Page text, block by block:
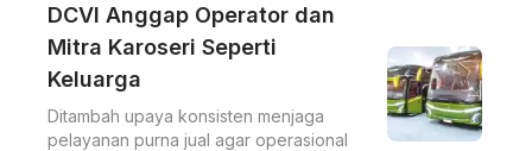
DCVI Anggap Operator dan
Mitra Karoseri Seperti
Keluarga
Ditambah upaya konsisten menjaga
pelayanan purna jual agar operasional